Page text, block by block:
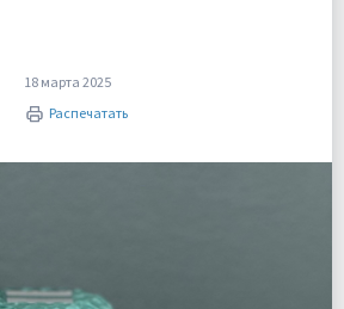
18 марта 2025
Распечатать